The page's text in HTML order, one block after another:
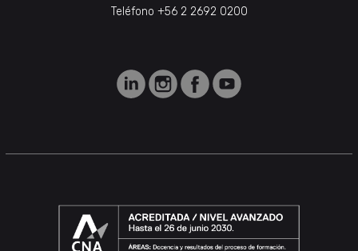
Teléfono +56 2 2692 0200